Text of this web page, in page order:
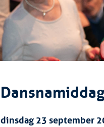
dinsdag 23 september